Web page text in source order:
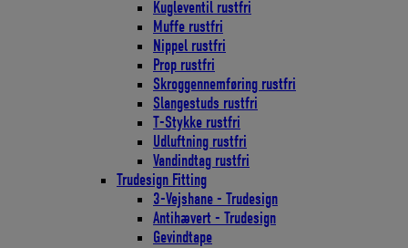
Kugleventil rustfri
Muffe rustfri
Nippel rustfri
Prop rustfri
Skroggennemføring rustfri
Slangestuds rustfri
T-Stykke rustfri
Udluftning rustfri
Vandindtag rustfri
Trudesign Fitting
3-Vejshane - Trudesign
Antihævert - Trudesign
Gevindtape